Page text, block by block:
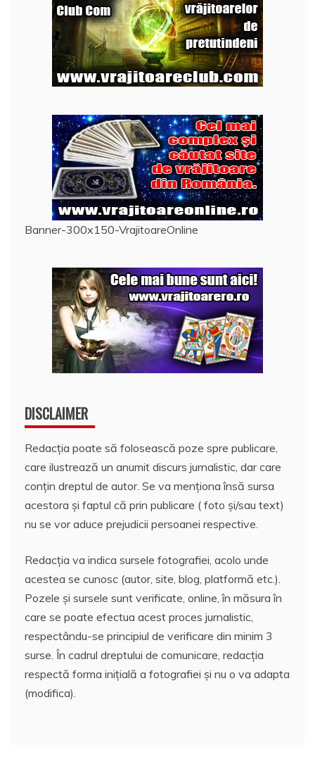
Banner-300x150-VrajitoareOnline
DISCLAIMER
Redacția poate să folosească poze spre publicare,
care ilustrează un anumit discurs jurnalistic, dar care
conțin dreptul de autor. Se va menționa însă sursa
acestora și faptul că prin publicare ( foto și/sau text)
nu se vor aduce prejudicii persoanei respective.
Redacția va indica sursele fotografiei, acolo unde
acestea se cunosc (autor, site, blog, platformă etc.).
Pozele și sursele sunt verificate, online, în măsura în
care se poate efectua acest proces jurnalistic,
respectându-se principiul de verificare din minim 3
surse. În cadrul dreptului de comunicare, redacția
respectă forma inițială a fotografiei și nu o va adapta
(modifica).